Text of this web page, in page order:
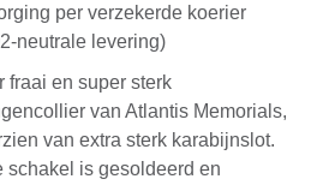
per verzekerde koerier
neutrale levering)
fraai en super sterk
van Atlantis Memorials,
van extra sterk karabijnslot.
schakel is gesoldeerd en